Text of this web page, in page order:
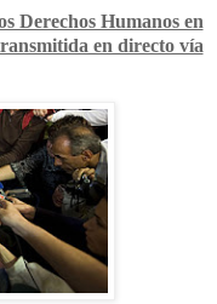
Derechos Humanos en
en directo vía